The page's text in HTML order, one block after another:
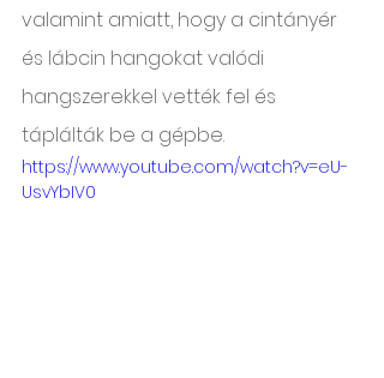
valamint amiatt, hogy a cintányér
és lábcin hangokat valódi
hangszerekkel vették fel és
táplálták be a gépbe.
https://www.youtube.com/watch?v=eU-
UsvYbIV0